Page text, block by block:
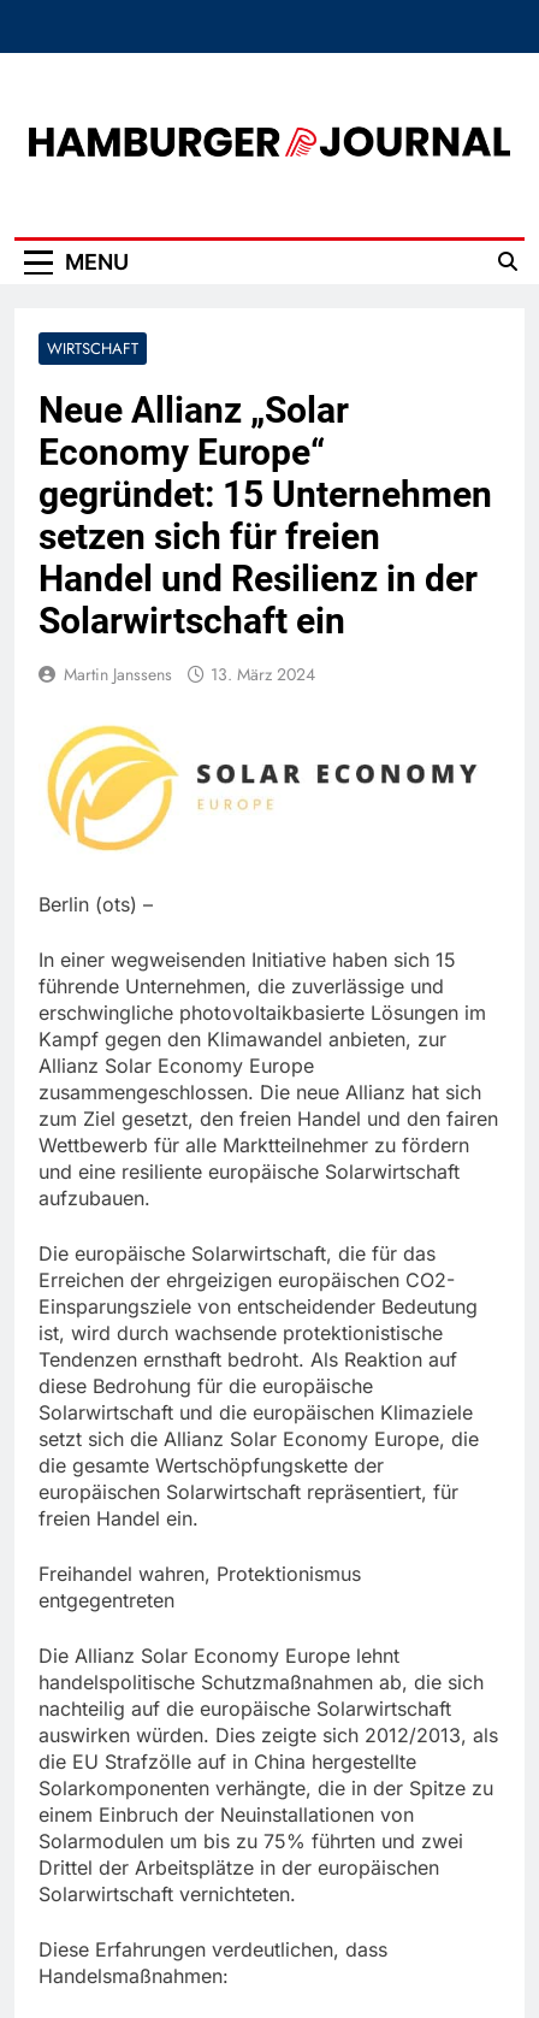
MENU
WIRTSCHAFT
Neue Allianz „Solar
Economy Europe“
gegründet: 15 Unternehmen
setzen sich für freien
Handel und Resilienz in der
Solarwirtschaft ein
Martin Janssens 13. März 2024
Berlin (ots) –
In einer wegweisenden Initiative haben sich 15
führende Unternehmen, die zuverlässige und
erschwingliche photovoltaikbasierte Lösungen im
Kampf gegen den Klimawandel anbieten, zur
Allianz Solar Economy Europe
zusammengeschlossen. Die neue Allianz hat sich
zum Ziel gesetzt, den freien Handel und den fairen
Wettbewerb für alle Marktteilnehmer zu fördern
und eine resiliente europäische Solarwirtschaft
aufzubauen.
Die europäische Solarwirtschaft, die für das
Erreichen der ehrgeizigen europäischen CO2-
Einsparungsziele von entscheidender Bedeutung
ist, wird durch wachsende protektionistische
Tendenzen ernsthaft bedroht. Als Reaktion auf
diese Bedrohung für die europäische
Solarwirtschaft und die europäischen Klimaziele
setzt sich die Allianz Solar Economy Europe, die
die gesamte Wertschöpfungskette der
europäischen Solarwirtschaft repräsentiert, für
freien Handel ein.
Freihandel wahren, Protektionismus
entgegentreten
Die Allianz Solar Economy Europe lehnt
handelspolitische Schutzmaßnahmen ab, die sich
nachteilig auf die europäische Solarwirtschaft
auswirken würden. Dies zeigte sich 2012/2013, als
die EU Strafzölle auf in China hergestellte
Solarkomponenten verhängte, die in der Spitze zu
einem Einbruch der Neuinstallationen von
Solarmodulen um bis zu 75% führten und zwei
Drittel der Arbeitsplätze in der europäischen
Solarwirtschaft vernichteten.
Diese Erfahrungen verdeutlichen, dass
Handelsmaßnahmen: